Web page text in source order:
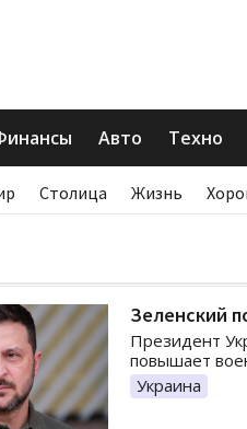
Авто Техно
Столица Жизнь
Зеленский
Президент
повышает
Украина